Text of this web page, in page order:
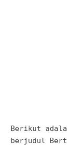
Berikut
berjudul